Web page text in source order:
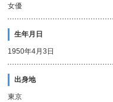
女優
生年月日
1950年4月3日
出身地
東京